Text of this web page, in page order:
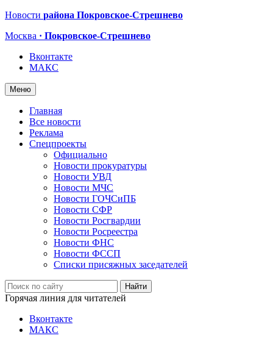
Новости района Покровское-Стрешнево
Москва · Покровское-Стрешнево
Вконтакте
МАКС
Меню
Главная
Все новости
Реклама
Спецпроекты
Официально
Новости прокуратуры
Новости УВД
Новости МЧС
Новости ГОЧСиПБ
Новости СФР
Новости Росгвардии
Новости Росреестра
Новости ФНС
Новости ФССП
Списки присяжных заседателей
Горячая линия для читателей
Вконтакте
МАКС